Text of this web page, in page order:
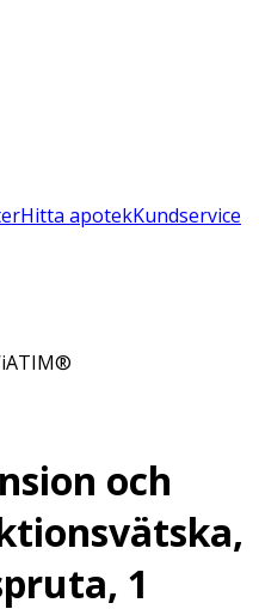
Hitta apotekKundservice
och
1